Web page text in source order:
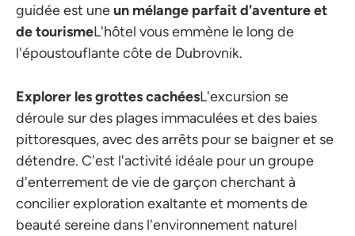
guidée est uneun mélange parfait d'aventure et
de tourismeL'hôtel vous emmène le long de
l'époustouflante côte de Dubrovnik.
Explorer les grottes cachéesL'excursion se
déroule sur des plages immaculées et des baies
pittoresques, avec des arrêts pour se baigner et se
détendre. C'est l'activité idéale pour un groupe
d'enterrement de vie de garçon cherchant à
concilier exploration exaltante et moments de
beauté sereine dans l'environnement naturel